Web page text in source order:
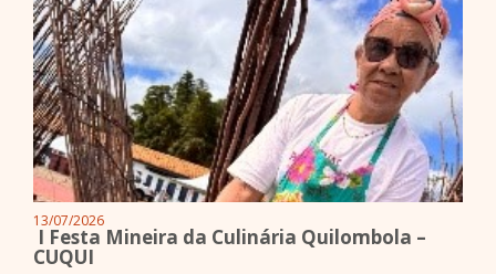
13/07/2026
I Festa Mineira da Culinária Quilombola –
CUQUI